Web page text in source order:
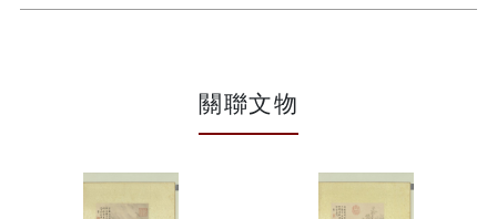
關聯文物